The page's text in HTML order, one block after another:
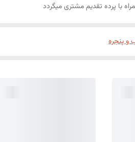
با پرده تقدیم مشتری میگردد
و پنجره